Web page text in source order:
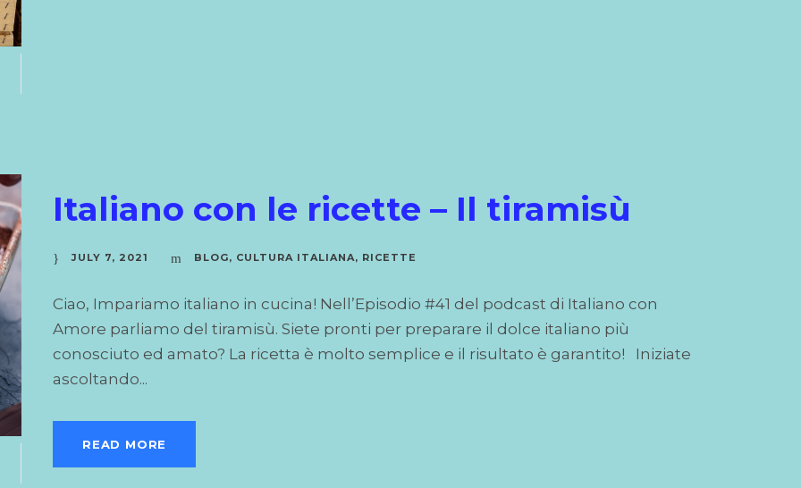
Italiano con le ricette – Il tiramisù
JULY 7, 2021 BLOG, CULTURA ITALIANA, RICETTE
Ciao, Impariamo italiano in cucina! Nell’Episodio #41 del podcast di Italiano con
Amore parliamo del tiramisù. Siete pronti per preparare il dolce italiano più
conosciuto ed amato? La ricetta è molto semplice e il risultato è garantito! Iniziate
ascoltando...
READ MORE